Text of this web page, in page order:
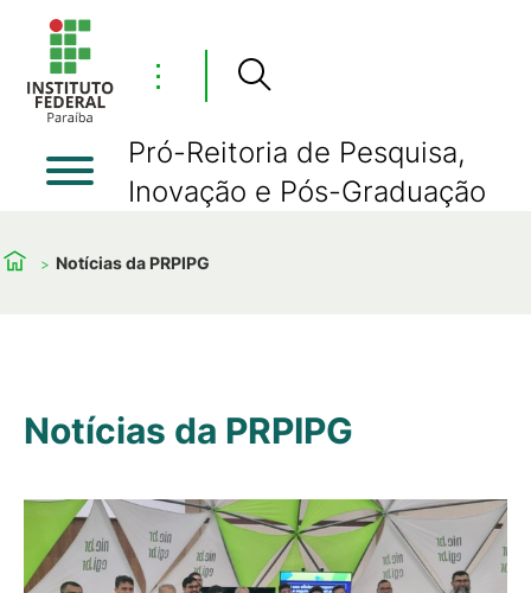
⋮
Pró-Reitoria de Pesquisa,
Inovação e Pós-Graduação
Notícias da PRPIPG
Notícias da PRPIPG